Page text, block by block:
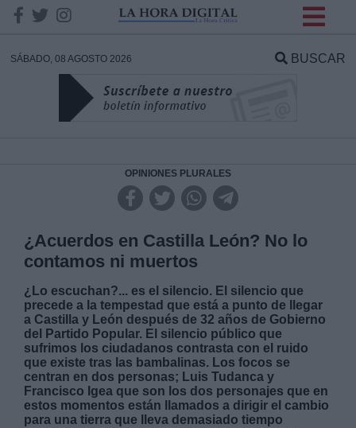
SÁBADO, 08 AGOSTO 2026 BUSCAR
OPINIONES PLURALES
¿Acuerdos en Castilla León? No lo
contamos ni muertos
¿Lo escuchan?... es el silencio. El silencio que
precede a la tempestad que está a punto de llegar
a Castilla y León después de 32 años de Gobierno
del Partido Popular. El silencio público que
sufrimos los ciudadanos contrasta con el ruido
que existe tras las bambalinas. Los focos se
centran en dos personas; Luis Tudanca y
Francisco Igea que son los dos personajes que en
estos momentos están llamados a dirigir el cambio
para una tierra que lleva demasiado tiempo
DATOS
Responsable:
Legitimación:
Destinatarios: